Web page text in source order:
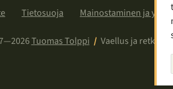
Tietosuoja Mainostaminen ja
Tuomas Tolppi / Vaellus ja retkeily